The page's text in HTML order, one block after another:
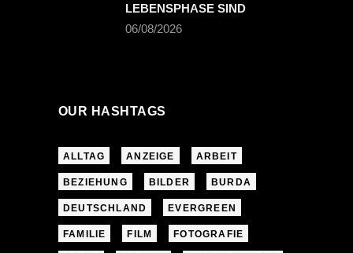
LEBENSPHASE SIND
06/08/2026
OUR HASHTAGS
ALLTAG ANZEIGE ARBEIT
BEZIEHUNG BILDER BURDA
DEUTSCHLAND EVERGREEN
FAMILIE FILM FOTOGRAFIE